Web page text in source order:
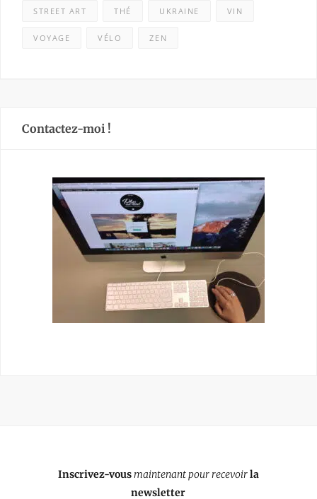
STREET ART THÉ UKRAINE VIN
VOYAGE VÉLO ZEN
Contactez-moi !
Inscrivez-vousmaintenant pour recevoirla
newsletter